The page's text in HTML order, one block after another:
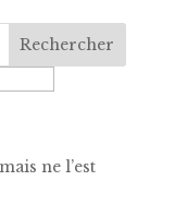
ne l’est